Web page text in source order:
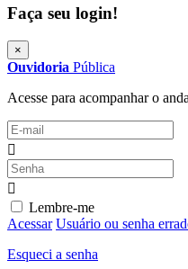
Faça seu login!
×
Ouvidoria Pública
Acesse para acompanhar o
Lembre-me
Acessar Usuário ou senha
Esqueci a senha